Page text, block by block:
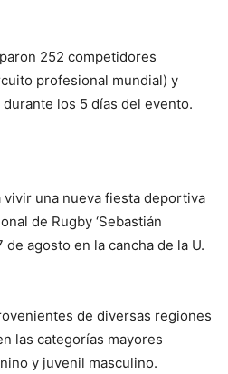
252 competidores
profesional mundial) y
los 5 días del evento.
vivir una nueva fiesta deportiva
de Rugby ‘Sebastián
de agosto en la cancha de la U.
de diversas regiones
las categorías mayores
y juvenil masculino.